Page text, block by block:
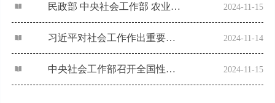
民政部 中央社会工作部 农业农村部 市场监管总局 全国工商联关于加强社会组织规范化建设推动社会组织高质量发展的意见 2024-11-15
习近平对社会工作作出重要指示强调 坚定不移走中国特色社会主义社会治理之路 推动新时代社会工作高质量发展 2024-11-14
中央社会工作部召开全国性行业协会商会，第二批学习贯彻习近平新时代中国特色，社会主义思想主题教育总结会 2024-11-15